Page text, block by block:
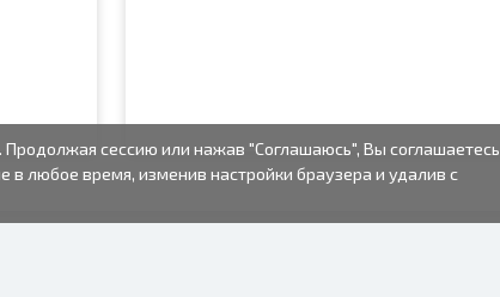
сессию или нажав "Соглашаюсь", Вы соглашаетесь
в любое время, изменив настройки браузера и удалив с